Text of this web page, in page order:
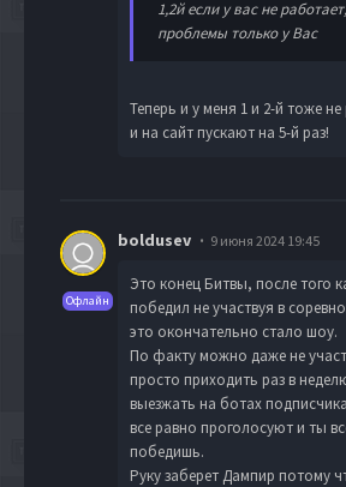
1,2й если у вас не работает,
проблемы только у Вас
Теперь и у меня 1 и 2-й тоже
и на сайт пускают на 5-й раз!
Офлайн
boldusev 9 июня 2024 19:45
Это конец Битвы, после того
победил не участвуя в
это окончательно стало шоу.
По факту можно даже не
просто приходить раз в
выезжать на ботах
все равно проголосуют и ты
победишь.
Руку заберет Дампир потому